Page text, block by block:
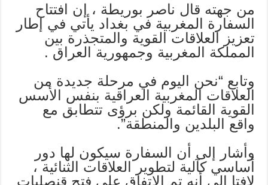
من جهته قال ناصر بوريطة ، إن افتتاح
السفارة المغربية في بغداد يأتي في إطار
تعزيز العلاقات القوية والمتجذرة بين
المملكة المغربية وجمهورية العراق .
وتابع “نحن اليوم في مرحلة جديدة من
العلاقات المغربية العراقية بنفس الأسس
القوية القائمة ولكن برؤى تتطابق مع
واقع البلدين والمنطقة”.
وأشار إلى أن السفارة سيكون لها دور
أساسي كآلية لتطوير العلاقات الثنائية ،
لافتا إلى أنه تم الاتفاق على فتح قنصليات